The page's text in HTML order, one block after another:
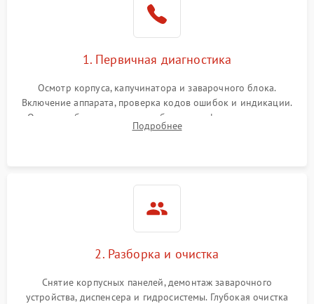
1. Первичная диагностика
Осмотр корпуса, капучинатора и заварочного блока.
Включение аппарата, проверка кодов ошибок и индикации.
Оценка работы помпы, термоблока и кофемолки на слух.
Измерение температуры и давления воды для выявления
Подробнее
2. Разборка и очистка
Снятие корпусных панелей, демонтаж заварочного
устройства, диспенсера и гидросистемы. Глубокая очистка